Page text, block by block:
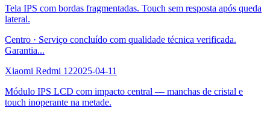
Tela IPS com bordas fragmentadas. Touch sem resposta após queda
lateral.
Centro · Serviço concluído com qualidade técnica verificada.
Garantia...
Xiaomi Redmi 122025-04-11
Módulo IPS LCD com impacto central — manchas de cristal e
touch inoperante na metade.